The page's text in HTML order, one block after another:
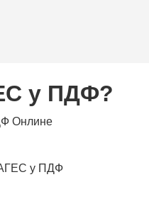
у ПДФ?
Онлине